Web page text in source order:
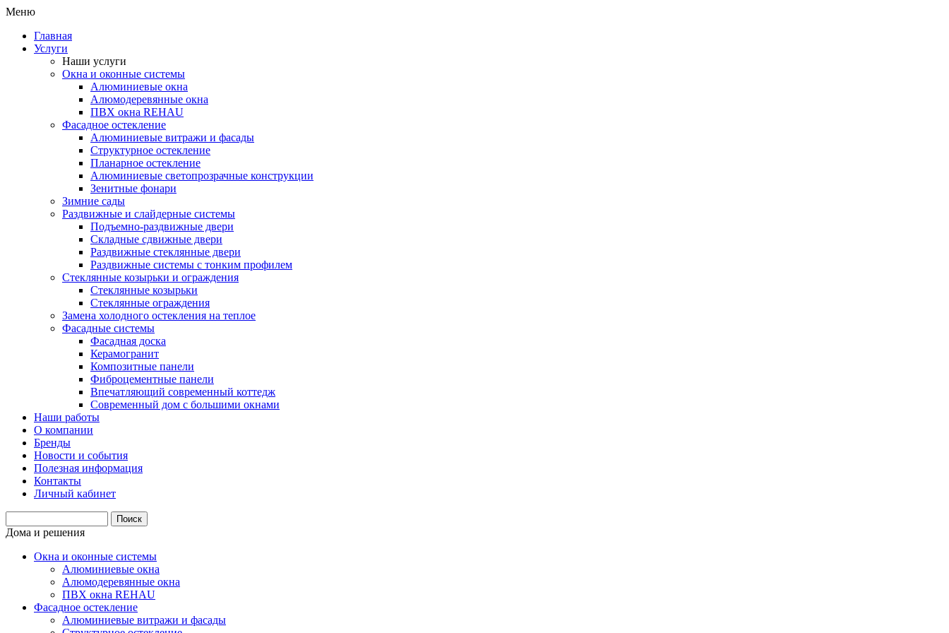
Меню
Главная
Услуги
Наши услуги
Окна и оконные системы
Алюминиевые окна
Алюмодеревянные окна
ПВХ окна REHAU
Фасадное остекление
Алюминиевые витражи и фасады
Структурное остекление
Планарное остекление
Алюминиевые светопрозрачные конструкции
Зенитные фонари
Зимние сады
Раздвижные и слайдерные системы
Подъемно-раздвижные двери
Складные сдвижные двери
Раздвижные стеклянные двери
Раздвижные системы с тонким профилем
Стеклянные козырьки и ограждения
Стеклянные козырьки
Стеклянные ограждения
Замена холодного остекления на теплое
Фасадные системы
Фасадная доска
Керамогранит
Композитные панели
Фиброцементные панели
Впечатляющий современный коттедж
Современный дом с большими окнами
Наши работы
О компании
Бренды
Новости и события
Полезная информация
Контакты
Личный кабинет
Дома и решения
Окна и оконные системы
Алюминиевые окна
Алюмодеревянные окна
ПВХ окна REHAU
Фасадное остекление
Алюминиевые витражи и фасады